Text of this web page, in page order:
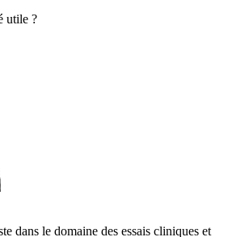
utile ?
dans le domaine des essais cliniques et